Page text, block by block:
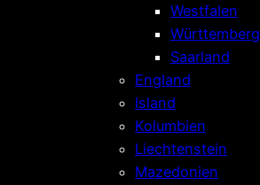
Westfalen
Württemberg
Saarland
England
Island
Kolumbien
Liechtenstein
Mazedonien